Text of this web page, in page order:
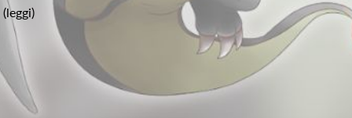
(leggi)